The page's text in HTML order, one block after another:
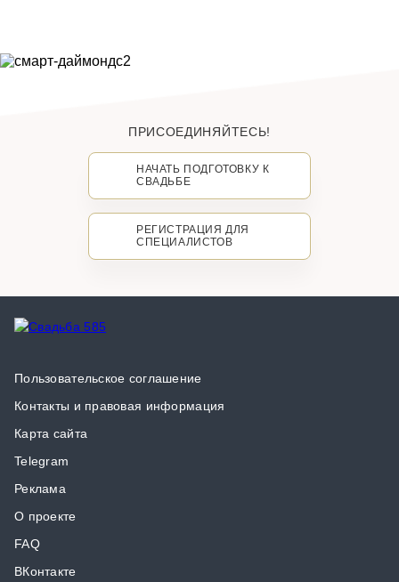
ПРИСОЕДИНЯЙТЕСЬ!
НАЧАТЬ ПОДГОТОВКУ К
СВАДЬБЕ
РЕГИСТРАЦИЯ ДЛЯ
СПЕЦИАЛИСТОВ
Пользовательское соглашение
Контакты и правовая информация
Карта сайта
Telegram
Реклама
О проекте
FAQ
ВКонтакте